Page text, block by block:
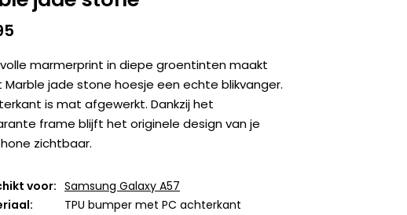
marmerprint in diepe groentinten maakt
Marble jade stone hoesje een echte blikvanger.
is mat afgewerkt. Dankzij het
frame blijft het originele design van je
zichtbaar.
voor: Samsung Galaxy A57
TPU bumper met PC achterkant